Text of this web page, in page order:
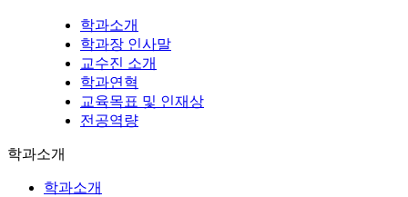
학과소개
학과장 인사말
교수진 소개
학과연혁
교육목표 및 인재상
전공역량
학과소개
학과소개